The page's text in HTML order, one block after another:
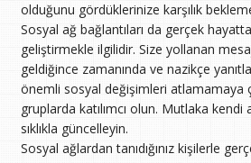
olduğunu gördüklerinize karşılık
Sosyal ağ bağlantıları da gerçek
geliştirmekle ilgilidir. Size yollanan
geldiğince zamanında ve nazikçe
önemli sosyal değişimleri atlamamaya
gruplarda katılımcı olun. Mutlaka kendi
sıklıkla güncelleyin.
Sosyal ağlardan tanıdığınız kişilerle